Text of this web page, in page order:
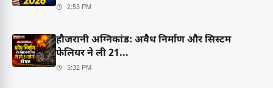
2:53 PM
हौजरानी अग्निकांड: अवैध निर्माण और सिस्टम
फेलियर ने ली 21...
5:32 PM